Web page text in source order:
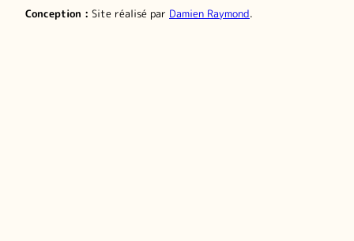
Conception : Site réalisé par Damien Raymond.